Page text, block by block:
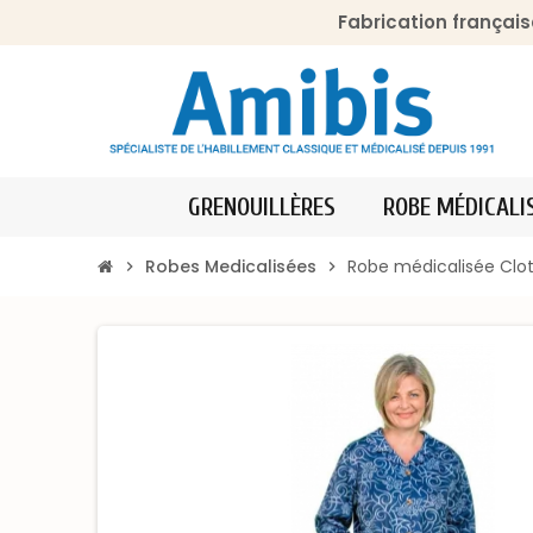
Fabrication
GRENOUILLÈRES ROBE
chevron_right Robes Medicalisées chevron_right Robe médicalisée